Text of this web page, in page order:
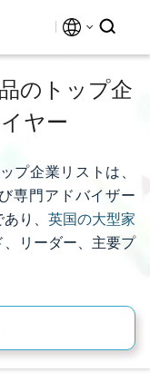
のトップ企
ヤー
プ企業リストは、
専門アドバイザー
り、 英国の大型家
リーダー、主要プ